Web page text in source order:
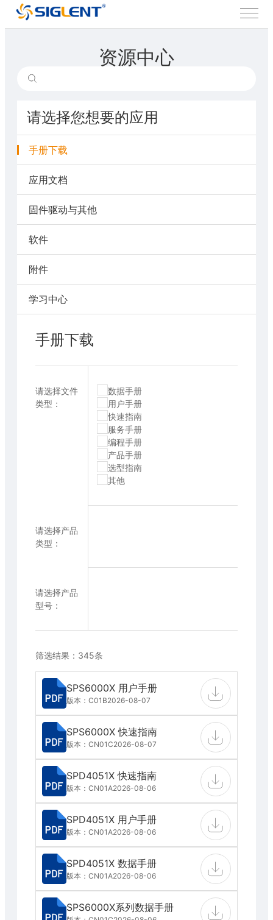
资源中心
请选择您想要的应用
手册下载
应用文档
固件驱动与其他
软件
附件
学习中心
手册下载
请选择文件
类型：
数据手册
用户手册
快速指南
服务手册
编程手册
产品手册
选型指南
其他
请选择产品
类型：
请选择产品
型号：
筛选结果：345条
SPS6000X 用户手册
版本：C01B2026-08-07
SPS6000X 快速指南
版本：CN01C2026-08-07
SPD4051X 快速指南
版本：CN01A2026-08-06
SPD4051X 用户手册
版本：CN01A2026-08-06
SPD4051X 数据手册
版本：CN01A2026-08-06
SPS6000X系列数据手册